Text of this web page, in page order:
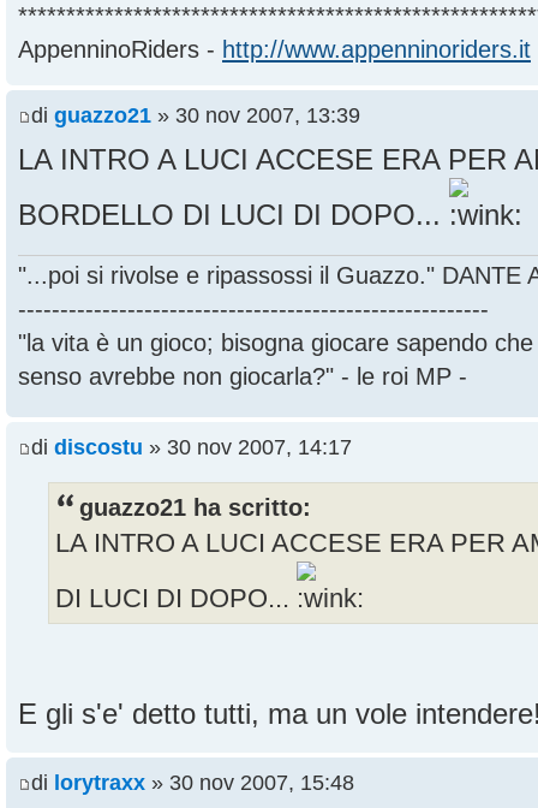
AppenninoRiders - http://www.appenninoriders.it
di guazzo21 » 30 nov 2007, 13:39
LA INTRO A LUCI ACCESE ERA PER
BORDELLO DI LUCI DI DOPO...
"...poi si rivolse e ripassossi il Guazzo." DANTE
--------------------------------------------------------
"la vita è un gioco; bisogna giocare sapendo
senso avrebbe non giocarla?" - le roi MP -
di discostu » 30 nov 2007, 14:17
guazzo21 ha scritto:
LA INTRO A LUCI ACCESE ERA PER
DI LUCI DI DOPO...
E gli s'e' detto tutti, ma un vole
di lorytraxx » 30 nov 2007, 15:48